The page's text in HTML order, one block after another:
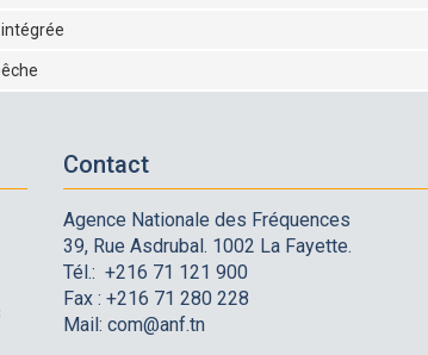
Contact
Agence Nationale des Fréquences
39, Rue Asdrubal. 1002 La Fayette.
Tél.: +216 71 121 900
Fax : +216 71 280 228
Mail: com@anf.tn